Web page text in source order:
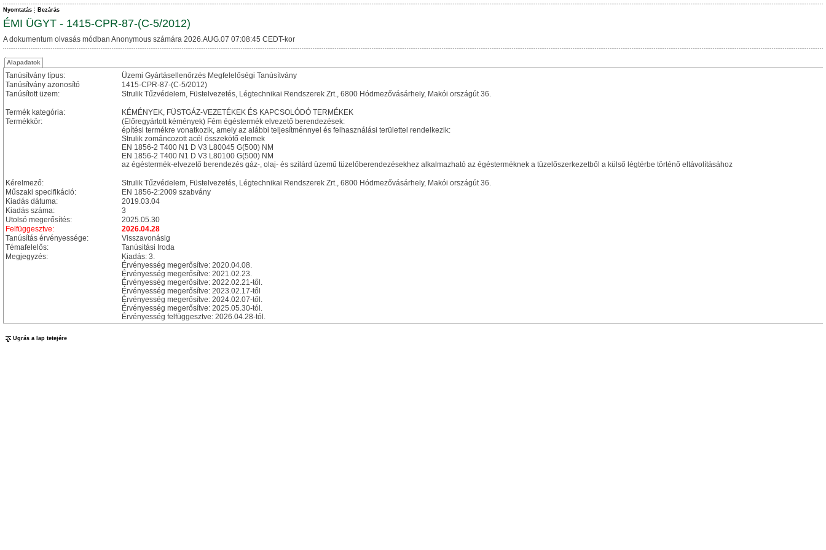
Nyomtatás Bezárás
ÉMI ÜGYT - 1415-CPR-87-(C-5/2012)
A dokumentum olvasás módban Anonymous számára 2026.AUG.07 07:08:45 CEDT-kor
Alapadatok
Tanúsítvány típus:
Üzemi Gyártásellenőrzés Megfelelőségi Tanúsítvány
Tanúsítvány azonosító
1415-CPR-87-(C-5/2012)
Tanúsított üzem:
Strulik Tűzvédelem, Füstelvezetés, Légtechnikai Rendszerek Zrt., 6800 Hódmezővásárhely, Makói országút 36.
Termék kategória:
KÉMÉNYEK, FÜSTGÁZ-VEZETÉKEK ÉS KAPCSOLÓDÓ TERMÉKEK
Termékkör:
(Előregyártott kémények) Fém égéstermék elvezető berendezések:
építési termékre vonatkozik, amely az alábbi teljesítménnyel és felhasználási területtel rendelkezik:
Strulik zománcozott acél összekötő elemek
EN 1856-2 T400 N1 D V3 L80045 G(500) NM
EN 1856-2 T400 N1 D V3 L80100 G(500) NM
az égéstermék-elvezető berendezés gáz-, olaj- és szilárd üzemű tüzelőberendezésekhez alkalmazható az égésterméknek a tüzelőszerkezetből a külső légtérbe történő eltávolításához
Kérelmező:
Strulik Tűzvédelem, Füstelvezetés, Légtechnikai Rendszerek Zrt., 6800 Hódmezővásárhely, Makói országút 36.
Műszaki specifikáció:
EN 1856-2:2009 szabvány
Kiadás dátuma:
2019.03.04
Kiadás száma:
3
Utolsó megerősítés:
2025.05.30
Felfüggesztve:
2026.04.28
Tanúsítás érvényessége:
Visszavonásig
Témafelelős:
Tanúsitási Iroda
Megjegyzés:
Kiadás: 3.
Érvényesség megerősítve: 2020.04.08.
Érvényesség megerősítve: 2021.02.23.
Érvényesség megerősítve: 2022.02.21-től.
Érvényesség megerősítve: 2023.02.17-től
Érvényesség megerősítve: 2024.02.07-től.
Érvényesség megerősítve: 2025.05.30-tól.
Érvényesség felfüggesztve: 2026.04.28-tól.
Ugrás a lap tetejére